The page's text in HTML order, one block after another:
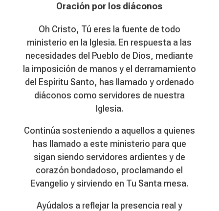
Oración por los diáconos
Oh Cristo, Tú eres la fuente de todo
ministerio en la Iglesia. En respuesta a las
necesidades del Pueblo de Dios, mediante
la imposición de manos y el derramamiento
del Espíritu Santo, has llamado y ordenado
diáconos como servidores de nuestra
Iglesia.
Continúa sosteniendo a aquellos a quienes
has llamado a este ministerio para que
sigan siendo servidores ardientes y de
corazón bondadoso, proclamando el
Evangelio y sirviendo en Tu Santa mesa.
Ayúdalos a reflejar la presencia real y